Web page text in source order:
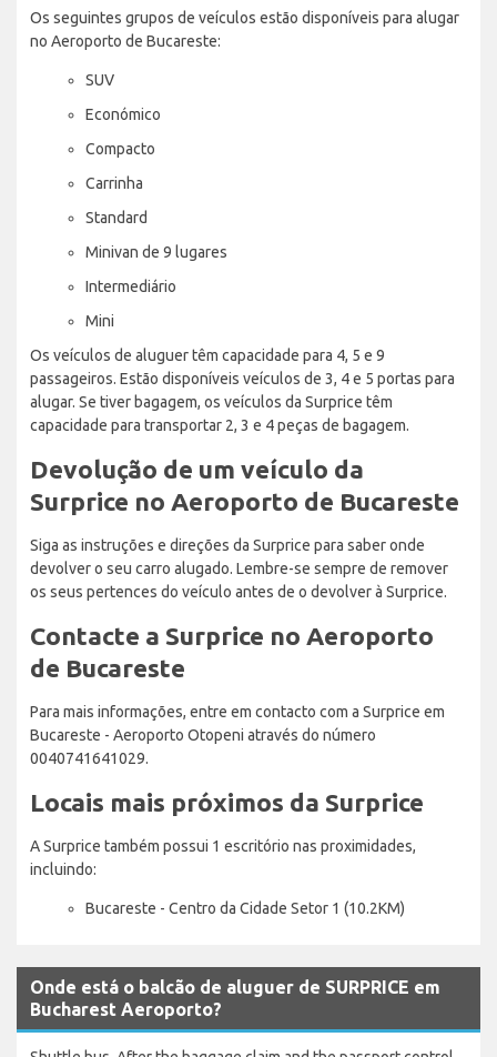
Os seguintes grupos de veículos estão disponíveis para alugar
no Aeroporto de Bucareste:
SUV
Económico
Compacto
Carrinha
Standard
Minivan de 9 lugares
Intermediário
Mini
Os veículos de aluguer têm capacidade para 4, 5 e 9
passageiros. Estão disponíveis veículos de 3, 4 e 5 portas para
alugar. Se tiver bagagem, os veículos da Surprice têm
capacidade para transportar 2, 3 e 4 peças de bagagem.
Devolução de um veículo da
Surprice no Aeroporto de Bucareste
Siga as instruções e direções da Surprice para saber onde
devolver o seu carro alugado. Lembre-se sempre de remover
os seus pertences do veículo antes de o devolver à Surprice.
Contacte a Surprice no Aeroporto
de Bucareste
Para mais informações, entre em contacto com a Surprice em
Bucareste - Aeroporto Otopeni através do número
0040741641029.
Locais mais próximos da Surprice
A Surprice também possui 1 escritório nas proximidades,
incluindo:
Bucareste - Centro da Cidade Setor 1 (10.2KM)
Onde está o balcão de aluguer de SURPRICE em
Bucharest Aeroporto?